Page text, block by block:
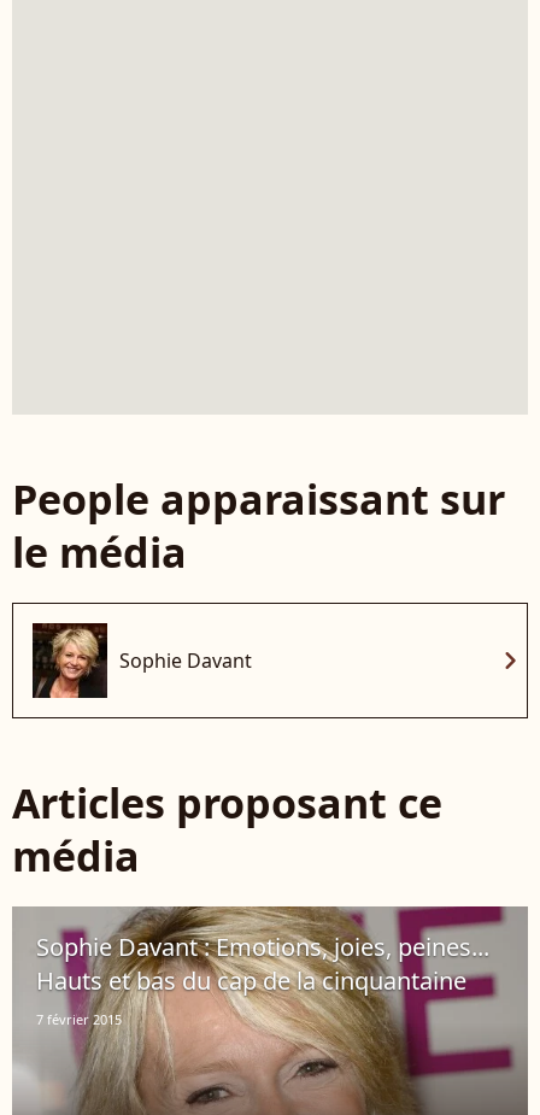
People apparaissant sur
le média
Sophie Davant chevron_right
Articles proposant ce
média
Sophie Davant : Emotions, joies, peines...
Hauts et bas du cap de la cinquantaine
7 février 2015